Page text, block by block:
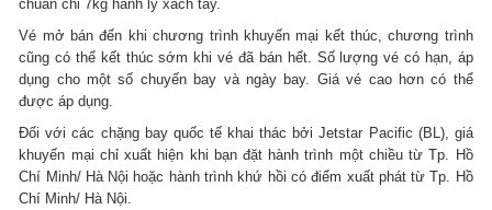
chuẩn chỉ 7kg hành lý xách tay.
Vé mở bán đến khi chương trình khuyến mại kết thúc, chương trình
cũng có thể kết thúc sớm khi vé đã bán hết. Số lượng vé có hạn, áp
dụng cho một số chuyến bay và ngày bay. Giá vé cao hơn có thể
được áp dụng.
Đối với các chặng bay quốc tế khai thác bởi Jetstar Pacific (BL), giá
khuyến mại chỉ xuất hiện khi bạn đặt hành trình một chiều từ Tp. Hồ
Chí Minh/ Hà Nội hoặc hành trình khứ hồi có điểm xuất phát từ Tp. Hồ
Chí Minh/ Hà Nội.